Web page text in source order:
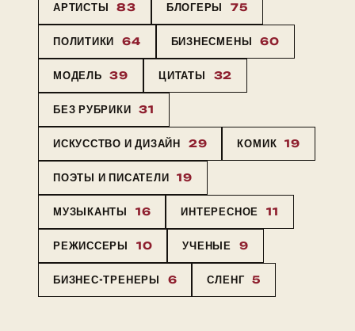
АРТИСТЫ 83 БЛОГЕРЫ 75
ПОЛИТИКИ 64 БИЗНЕСМЕНЫ 60
МОДЕЛЬ 39 ЦИТАТЫ 32
БЕЗ РУБРИКИ 31
ИСКУССТВО И ДИЗАЙН 29 КОМИК 19
ПОЭТЫ И ПИСАТЕЛИ 19
МУЗЫКАНТЫ 16 ИНТЕРЕСНОЕ 11
РЕЖИССЕРЫ 10 УЧЕНЫЕ 9
БИЗНЕС-ТРЕНЕРЫ 6 СЛЕНГ 5